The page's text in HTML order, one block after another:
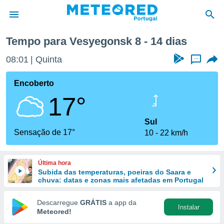
da
foi
fornecidas
a este
das
e
forma
digital
Tempo para Vesyegonsk 8 - 14 dias
08:01 Quinta ...
Encoberto
17°
Sensação de 17°
Sul
10
22 km/h
Última hora
Subida das temperaturas, poeiras do Saara e
chuva: datas e zonas mais afetadas em Portugal
Descarregue GRÁTIS a app da
Meteored!
Instalar